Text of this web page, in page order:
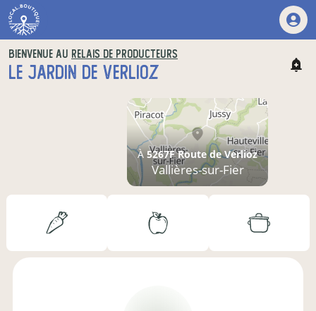
BIENVENUE AU RELAIS DE PRODUCTEURS
LE JARDIN DE VERLIOZ
À5267F Route de Verlioz
Vallières-sur-Fier